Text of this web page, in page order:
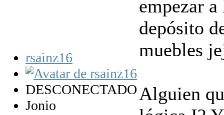
rsainz16
DESCONECTADO
Jonio
empezar
depósito
muebles
Alguien